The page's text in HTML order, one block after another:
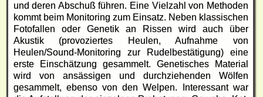
und deren Abschuß führen. Eine Vielzahl von Methoden
kommt beim Monitoring zum Einsatz. Neben klassischen
Fotofallen oder Genetik an Rissen wird auch über
Akustik (provoziertes Heulen, Aufnahme von
Heulen/Sound-Monitoring zur Rudelbestätigung) eine
erste Einschätzung gesammelt. Genetisches Material
wird von ansässigen und durchziehenden Wölfen
gesammelt, ebenso von den Welpen. Interessant war